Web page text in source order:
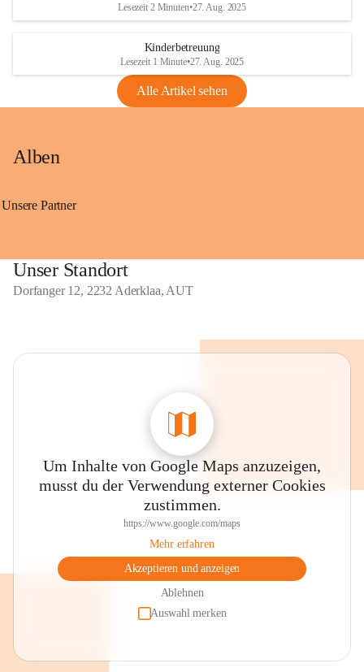
Lesezeit 2 Minuten•27. Aug. 2025
Kinderbetreuung
Lesezeit 1 Minute•27. Aug. 2025
Alle Artikel sehen
Alben
Unsere Partner
Unser Standort
Dorfanger 12, 2232 Aderklaa, AUT
Um Inhalte von Google Maps anzuzeigen,
musst du der Verwendung externer Cookies
zustimmen.
https://www.google.com/maps
Mehr erfahren
Akzeptieren und anzeigen
Ablehnen
Auswahl merken